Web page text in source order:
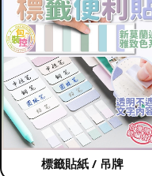
標籤貼紙 / 吊牌